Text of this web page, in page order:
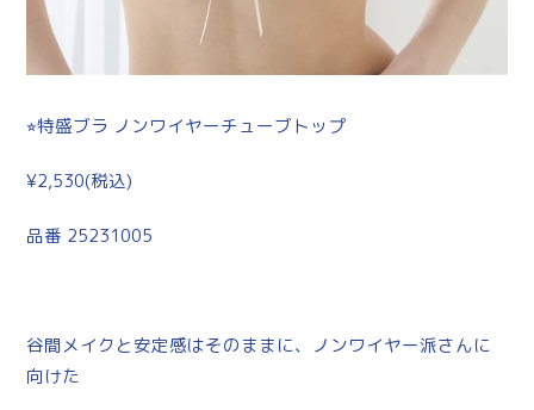
⭐︎特盛ブラ ノンワイヤーチューブトップ
¥2,530(税込)
品番 25231005
谷間メイクと安定感はそのままに、ノンワイヤー派さんに
向けた